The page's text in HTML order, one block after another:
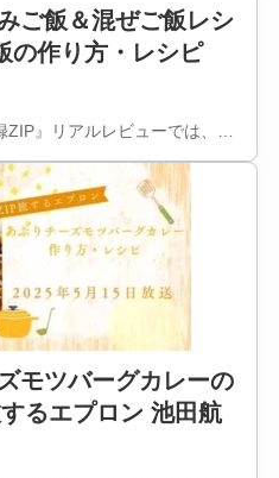
ご飯＆混ぜご飯レシ
作り方・レシピ
』リアルレビューでは、…
モツバーグカレーの
るエプロン 池田航